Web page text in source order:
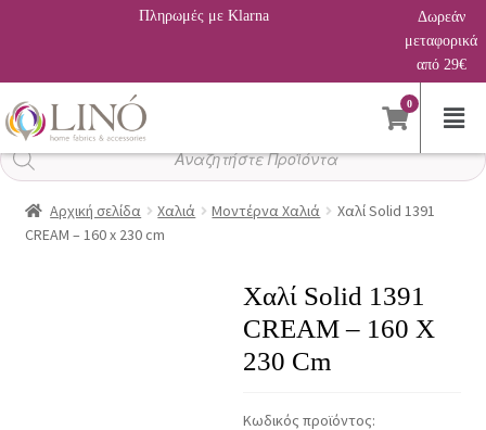
Πληρωμές με Klarna
Δωρεάν
μεταφορικά
από 29€
0
Αναζήτηση
προϊόντων
Αρχική σελίδα Χαλιά Μοντέρνα Χαλιά
Χαλί Solid 1391
CREAM – 160 x 230 cm
Χαλί Solid 1391
CREAM – 160 X
230 Cm
Κωδικός προϊόντος: